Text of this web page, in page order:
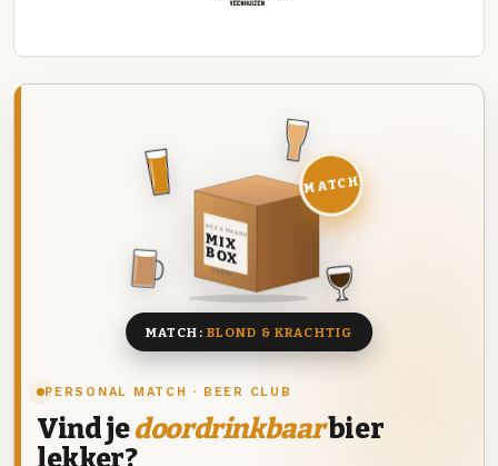
PERSONAL MATCH · BEER CLUB
Vind jedoordrinkbaarbier
DEZE MAAND
MIX
BOX
8 BIEREN
MATCH
MATCH: BLOND & KRACHTIG